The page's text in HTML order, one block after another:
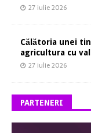
27 iulie 2026
Călătoria unei
agricultura cu
27 iulie 2026
PARTENERI